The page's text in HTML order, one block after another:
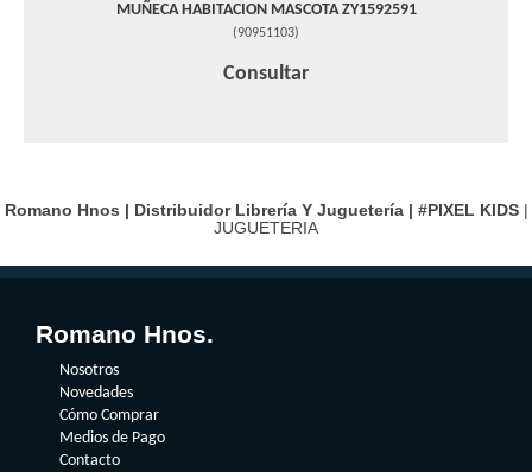
MUÑECA HABITACION MASCOTA ZY1592591
(90951103)
Consultar
Romano Hnos | Distribuidor Librería Y Juguetería | #PIXEL KIDS|
JUGUETERIA
Romano Hnos.
Nosotros
Novedades
Cómo Comprar
Medios de Pago
Contacto